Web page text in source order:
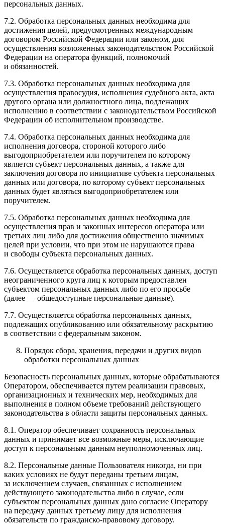
персональных данных.
7.2. Обработка персональных данных необходима для
достижения целей, предусмотренных международным
договором Российской Федерации или законом, для
осуществления возложенных законодательством Российской
Федерации на оператора функций, полномочий
и обязанностей.
7.3. Обработка персональных данных необходима для
осуществления правосудия, исполнения судебного акта, акта
другого органа или должностного лица, подлежащих
исполнению в соответствии с законодательством Российской
Федерации об исполнительном производстве.
7.4. Обработка персональных данных необходима для
исполнения договора, стороной которого либо
выгодоприобретателем или поручителем по которому
является субъект персональных данных, а также для
заключения договора по инициативе субъекта персональных
данных или договора, по которому субъект персональных
данных будет являться выгодоприобретателем или
поручителем.
7.5. Обработка персональных данных необходима для
осуществления прав и законных интересов оператора или
третьих лиц либо для достижения общественно значимых
целей при условии, что при этом не нарушаются права
и свободы субъекта персональных данных.
7.6. Осуществляется обработка персональных данных, доступ
неограниченного круга лиц к которым предоставлен
субъектом персональных данных либо по его просьбе
(далее — общедоступные персональные данные).
7.7. Осуществляется обработка персональных данных,
подлежащих опубликованию или обязательному раскрытию
в соответствии с федеральным законом.
Порядок сбора, хранения, передачи и других видов
обработки персональных данных
Безопасность персональных данных, которые обрабатываются
Оператором, обеспечивается путем реализации правовых,
организационных и технических мер, необходимых для
выполнения в полном объеме требований действующего
законодательства в области защиты персональных данных.
8.1. Оператор обеспечивает сохранность персональных
данных и принимает все возможные меры, исключающие
доступ к персональным данным неуполномоченных лиц.
8.2. Персональные данные Пользователя никогда, ни при
каких условиях не будут переданы третьим лицам,
за исключением случаев, связанных с исполнением
действующего законодательства либо в случае, если
субъектом персональных данных дано согласие Оператору
на передачу данных третьему лицу для исполнения
обязательств по гражданско-правовому договору.